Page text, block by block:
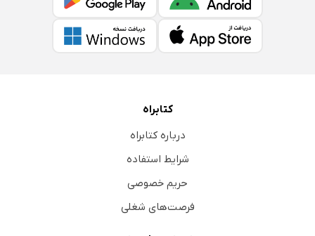
کتابراه
درباره کتابراه
شرایط استفاده
حریم خصوصی
فرصت‌های شغلی